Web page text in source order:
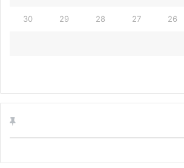
26
27
28
29
30